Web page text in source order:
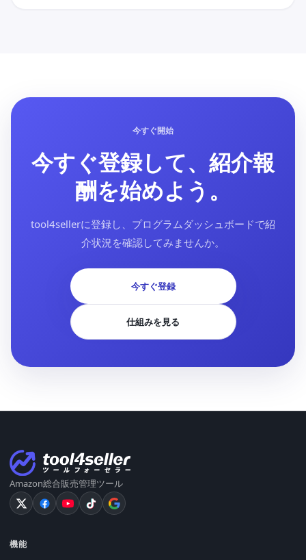
今すぐ開始
今すぐ登録して、紹介報
酬を始めよう。
tool4sellerに登録し、プログラムダッシュボードで紹
介状況を確認してみませんか。
今すぐ登録
仕組みを見る
Amazon総合販売管理ツール
機能